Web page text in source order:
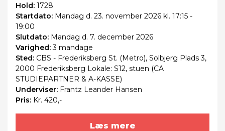
Hold: 1728
Startdato: Mandag d. 23. november 2026 kl. 17:15 -
19:00
Slutdato: Mandag d. 7. december 2026
Varighed:3 mandage
Sted: CBS - Frederiksberg St. (Metro), Solbjerg Plads 3,
2000 Frederiksberg Lokale: S12, stuen (CA
STUDIEPARTNER & A-KASSE)
Underviser: Frantz Leander Hansen
Pris: Kr. 420,-
Læs mere